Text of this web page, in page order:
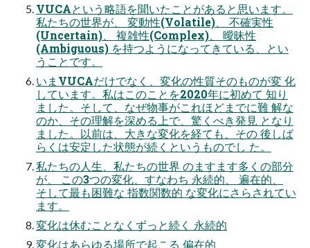
VUCAという略語を聞いたことがあると思います。
私たちの世界が、 変動性(Volatile)、 不確実性
(Uncertain)、 複雑性(Complex)、 曖昧性
(Ambiguous) を持つようになってきている、とい
うことです。
いまVUCAだけでなく、変化の性質そのものが変 化
しています。私はこのことを2020年に初めて 知り
ました。そして、なぜ物事がこれほどまでに難 解な
のか、その理解を深める上で、驚くべき発見 となり
ました。以前は、大きな変化を経ても、その 後しば
らくは安定した状態が続くというものでし た。
私たちの人生、私たちの世界 のますます多くの部分
が、 この3つの変化、すなわち 永続的、 遍在的、
そして最も困難な 指数関数的 な変化にさらされてい
ます。
変化は休むことなくずっと続く 永続的
変化はあらゆる場所で起こる 偏在的